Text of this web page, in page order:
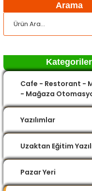
Arama
Kategoriler
Cafe - Restorant -
- Mağaza
Yazılımlar
Uzaktan Eğitim
Pazar Yeri